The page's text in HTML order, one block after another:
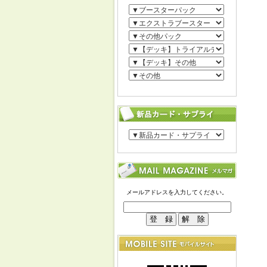
メールアドレスを入力してください。